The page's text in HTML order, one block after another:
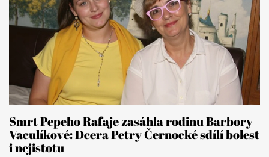
Smrt Pepeho Rafaje zasáhla rodinu Barbory
Vaculíkové: Dcera Petry Černocké sdílí bolest
i nejistotu